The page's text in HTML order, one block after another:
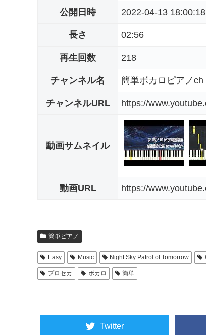
公開日時 2022-04-13 18:00:18
長さ 02:56
再生回数 218
チャンネル名 簡単ボカロピアノch
チャンネルURL https://
動画サムネイル
動画URL https://
簡単ピアノ
Easy Music Night Sky Patrol of Tomorrow
プロセカ ボカロ 簡単
Twitter